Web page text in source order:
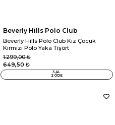
Beverly Hills Polo Club
Beverly Hills Polo Club Kız Çocuk
Kırmızı Polo Yaka Tişört
649,50 ₺
1.299,00 ₺
3 AL
2 ÖDE